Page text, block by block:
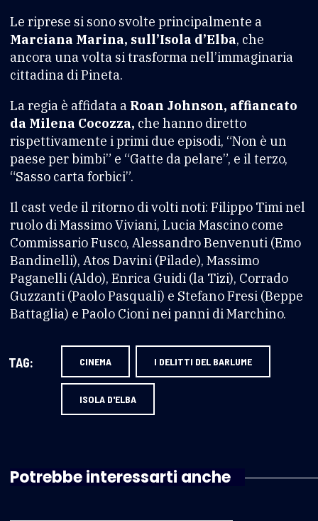
Le riprese si sono svolte principalmente a
Marciana Marina, sull’Isola d’Elba, che
ancora una volta si trasforma nell’immaginaria
cittadina di Pineta.
La regia è affidata a Roan Johnson, affiancato
da Milena Cocozza, che hanno diretto
rispettivamente i primi due episodi, “Non è un
paese per bimbi” e “Gatte da pelare”, e il terzo,
“Sasso carta forbici”.
Il cast vede il ritorno di volti noti: Filippo Timi nel
ruolo di Massimo Viviani, Lucia Mascino come
Commissario Fusco, Alessandro Benvenuti (Emo
Bandinelli), Atos Davini (Pilade), Massimo
Paganelli (Aldo), Enrica Guidi (la Tizi), Corrado
Guzzanti (Paolo Pasquali) e Stefano Fresi (Beppe
Battaglia) e Paolo Cioni nei panni di Marchino.
TAG: CINEMA I DELITTI DEL BARLUME
ISOLA D'ELBA
Potrebbe interessarti anche